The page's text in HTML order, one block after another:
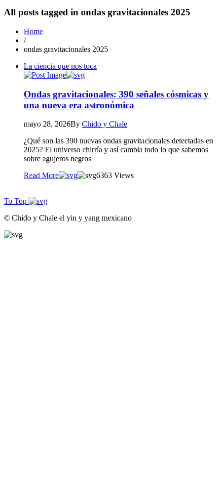
All posts tagged in ondas gravitacionales 2025
Home
/
ondas gravitacionales 2025
La ciencia que nos toca
Ondas gravitacionales: 390 señales cósmicas y
una nueva era astronómica
mayo 28, 2026By Chido y Chale
¿Qué son las 390 nuevas ondas gravitacionales detectadas en
2025? El universo chirría y así cambia todo lo que sabemos
sobre agujeros negros
Read More
6363 Views
To Top
© Chido y Chale el yin y yang mexicano